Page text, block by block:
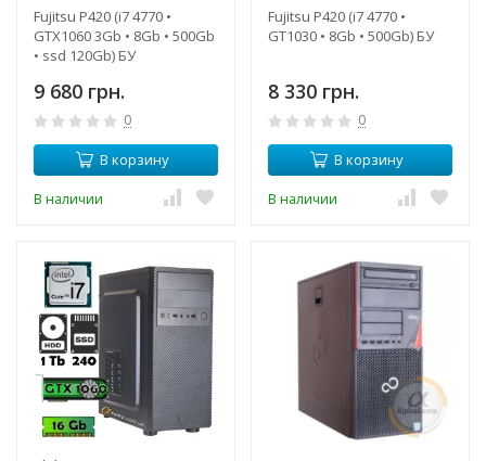
Fujitsu P420 (i7 4770 •
GTX1060 3Gb • 8Gb • 500Gb
• ssd 120Gb) БУ
9 680 грн.
0
В корзину
В наличии
Fujitsu P420 (i7 4770 •
GT1030 • 8Gb • 500Gb) БУ
8 330 грн.
0
В корзину
В наличии